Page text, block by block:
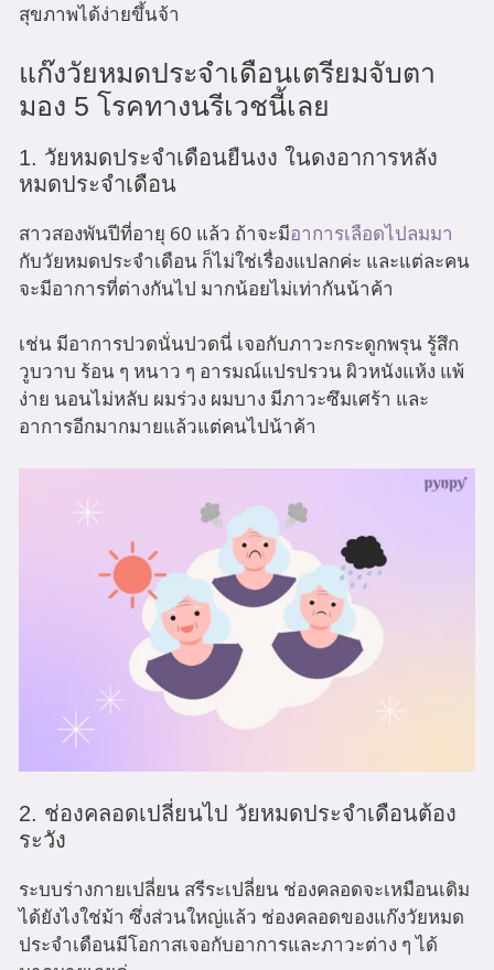
สุขภาพได้ง่ายขึ้นจ้า
แก๊งวัยหมดประจำเดือนเตรียมจับตา
มอง 5 โรคทางนรีเวชนี้เลย
1. วัยหมดประจำเดือนยืนงง ในดงอาการหลัง
หมดประจำเดือน
สาวสองพันปีที่อายุ 60 แล้ว ถ้าจะมีอาการเลือดไปลมมา
กับวัยหมดประจำเดือน ก็ไม่ใช่เรื่องแปลกค่ะ และแต่ละคน
จะมีอาการที่ต่างกันไป มากน้อยไม่เท่ากันน้าค้า
เช่น มีอาการปวดนั่นปวดนี่ เจอกับภาวะกระดูกพรุน รู้สึก
วูบวาบ ร้อน ๆ หนาว ๆ อารมณ์แปรปรวน ผิวหนังแห้ง แพ้
ง่าย นอนไม่หลับ ผมร่วง ผมบาง มีภาวะซึมเศร้า และ
อาการอีกมากมายแล้วแต่คนไปน้าค้า
2. ช่องคลอดเปลี่ยนไป วัยหมดประจำเดือนต้อง
ระวัง
ระบบร่างกายเปลี่ยน สรีระเปลี่ยน ช่องคลอดจะเหมือนเดิม
ได้ยังไงใช่ม้า ซึ่งส่วนใหญ่แล้ว ช่องคลอดของแก๊งวัยหมด
ประจำเดือนมีโอกาสเจอกับอาการและภาวะต่าง ๆ ได้